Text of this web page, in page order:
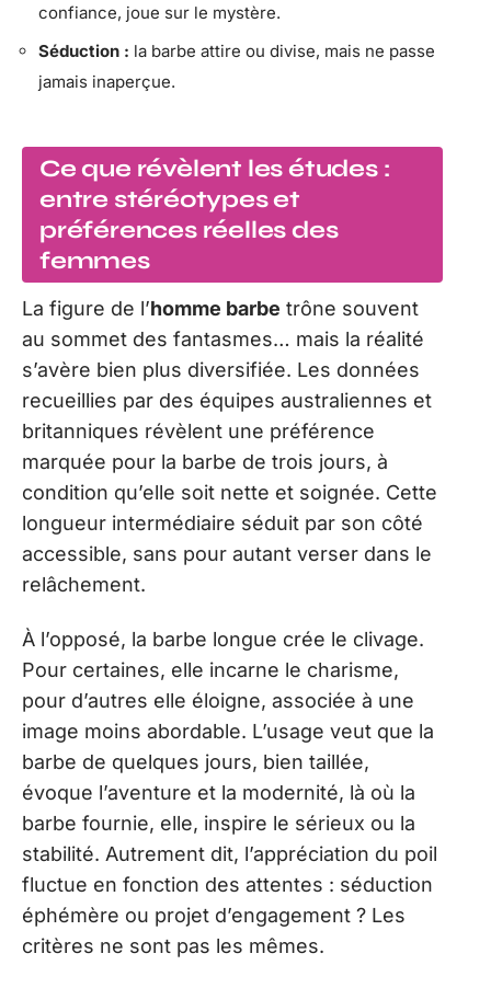
confiance, joue sur le mystère.
Séduction : la barbe attire ou divise, mais ne passe
jamais inaperçue.
Ce que révèlent les études :
entre stéréotypes et
préférences réelles des
femmes
La figure de l’homme barbe trône souvent
au sommet des fantasmes… mais la réalité
s’avère bien plus diversifiée. Les données
recueillies par des équipes australiennes et
britanniques révèlent une préférence
marquée pour la barbe de trois jours, à
condition qu’elle soit nette et soignée. Cette
longueur intermédiaire séduit par son côté
accessible, sans pour autant verser dans le
relâchement.
À l’opposé, la barbe longue crée le clivage.
Pour certaines, elle incarne le charisme,
pour d’autres elle éloigne, associée à une
image moins abordable. L’usage veut que la
barbe de quelques jours, bien taillée,
évoque l’aventure et la modernité, là où la
barbe fournie, elle, inspire le sérieux ou la
stabilité. Autrement dit, l’appréciation du poil
fluctue en fonction des attentes : séduction
éphémère ou projet d’engagement ? Les
critères ne sont pas les mêmes.